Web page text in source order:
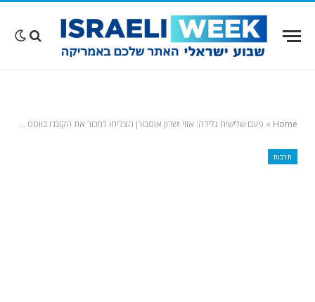
Home
» פעם שלישית גלידה: אוזי ושרון אוסבורן הצליחו למכור את הקונדו בווסט הוליווד במחיר מציאה
תרבות